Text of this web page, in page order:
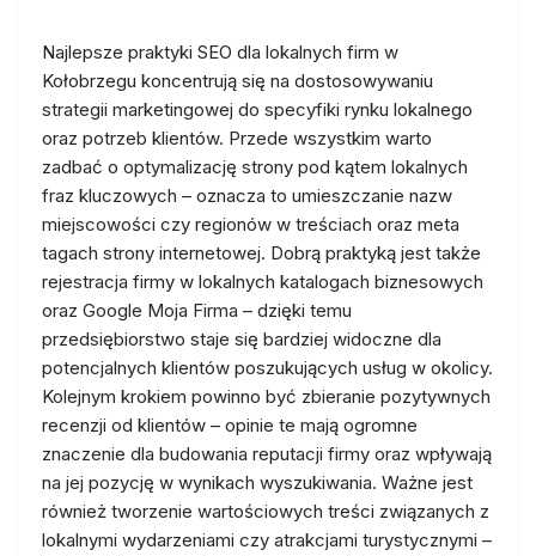
Najlepsze praktyki SEO dla lokalnych firm w
Kołobrzegu koncentrują się na dostosowywaniu
strategii marketingowej do specyfiki rynku lokalnego
oraz potrzeb klientów. Przede wszystkim warto
zadbać o optymalizację strony pod kątem lokalnych
fraz kluczowych – oznacza to umieszczanie nazw
miejscowości czy regionów w treściach oraz meta
tagach strony internetowej. Dobrą praktyką jest także
rejestracja firmy w lokalnych katalogach biznesowych
oraz Google Moja Firma – dzięki temu
przedsiębiorstwo staje się bardziej widoczne dla
potencjalnych klientów poszukujących usług w okolicy.
Kolejnym krokiem powinno być zbieranie pozytywnych
recenzji od klientów – opinie te mają ogromne
znaczenie dla budowania reputacji firmy oraz wpływają
na jej pozycję w wynikach wyszukiwania. Ważne jest
również tworzenie wartościowych treści związanych z
lokalnymi wydarzeniami czy atrakcjami turystycznymi –